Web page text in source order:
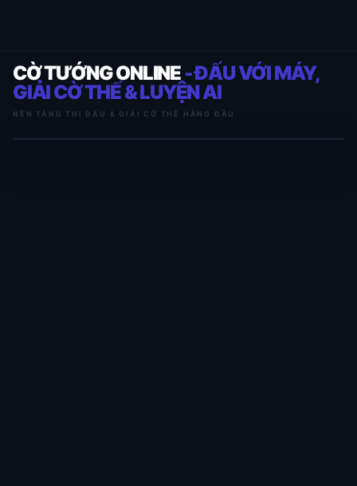
CỜ TƯỚNG ONLINE- ĐẤU VỚI MÁY,
GIẢI CỜ THẾ & LUYỆN AI
NỀN TẢNG THI ĐẤU & GIẢI CỜ THẾ HÀNG ĐẦU